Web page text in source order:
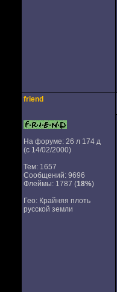
friend
На форуме: 26 л 174 д
(с 14/02/2000)
Тем: 1657
Сообщений: 9696
Флеймы: 1787 (18%)
Гео: Крайняя плоть
русской земли